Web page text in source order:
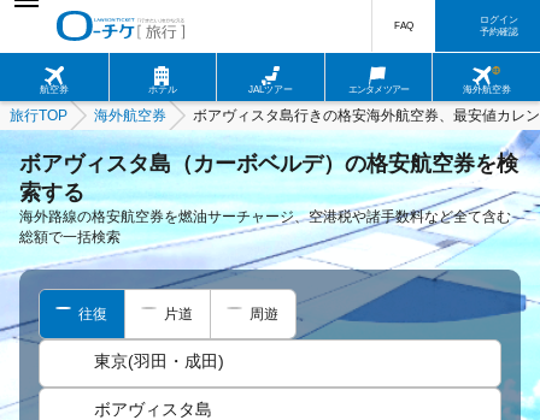
航空券 ホテル JALツアー エンタメツアー 海外航空券
FAQ
ログイン
予約確認
旅行TOP 海外航空券 ボアヴィスタ島行きの格安海外航空券、最安値カレ
ボアヴィスタ島（カーボベルデ）の格安航空券を検
索する
海外路線の格安航空券を燃油サーチャージ、空港税や諸手数料など全て含む
総額で一括検索
往復 片道 周遊
東京(羽田・成田)
ボアヴィスタ島